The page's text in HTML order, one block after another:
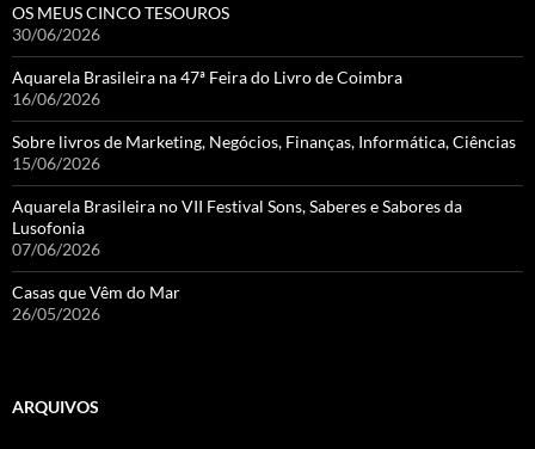
OS MEUS CINCO TESOUROS
30/06/2026
Aquarela Brasileira na 47ª Feira do Livro de Coimbra
16/06/2026
Sobre livros de Marketing, Negócios, Finanças, Informática, Ciências
15/06/2026
Aquarela Brasileira no VII Festival Sons, Saberes e Sabores da
Lusofonia
07/06/2026
Casas que Vêm do Mar
26/05/2026
ARQUIVOS